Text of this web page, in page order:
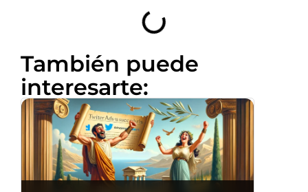
También puede
interesarte: